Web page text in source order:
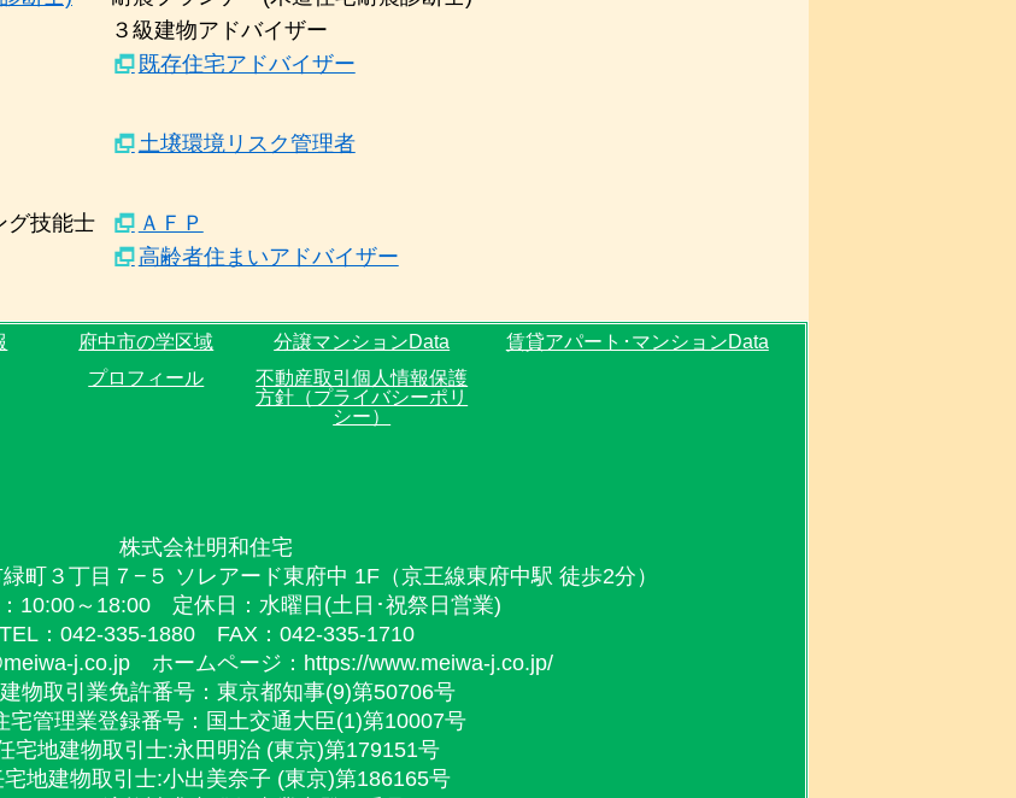
３級建物アドバイザー
既存住宅アドバイザー
土壌環境リスク管理者
グ技能士
ＡＦＰ
高齢者住まいアドバイザー
府中市の学区域 分譲マンションData
賃貸アパート･マンションData
プロフィール
不動産取引個人情報保護
方針（プライバシーポリ
シー）
株式会社明和住宅
町３丁目７−５ ソレアード東府中 1F（京王線東府中駅 徒歩2分）
10:00～18:00 定休日：水曜日(土日･祝祭日営業)
TEL：042-335-1880 FAX：042-335-1710
j.co.jp ホームページ：https://www.meiwa-j.co.jp/
物取引業免許番号：東京都知事(9)第50706号
宅管理業登録番号：国土交通大臣(1)第10007号
宅地建物取引士:永田明治 (東京)第179151号
宅地建物取引士:小出美奈子 (東京)第186165号